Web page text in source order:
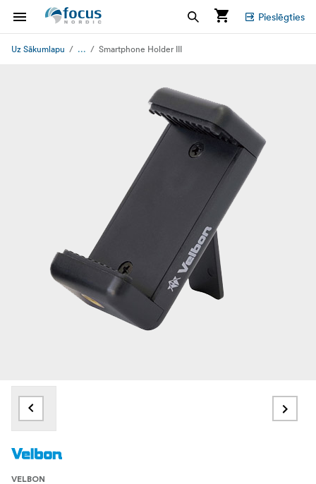
Pieslēgties
Uz Sākumlapu ... Smartphone Holder III
VELBON